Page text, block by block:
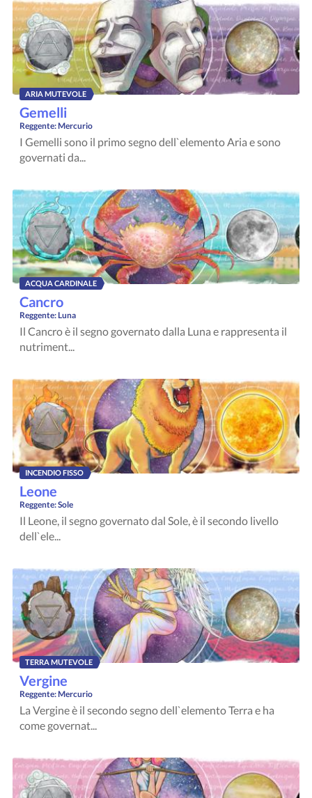
ARIA MUTEVOLE
Gemelli
Reggente:Mercurio
I Gemelli sono il primo segno dell`elemento Aria e sono
governati da...
ACQUA CARDINALE
Cancro
Reggente:Luna
Il Cancro è il segno governato dalla Luna e rappresenta il
nutriment...
INCENDIO FISSO
Leone
Reggente:Sole
Il Leone, il segno governato dal Sole, è il secondo livello
dell`ele...
TERRA MUTEVOLE
Vergine
Reggente:Mercurio
La Vergine è il secondo segno dell`elemento Terra e ha
come governat...